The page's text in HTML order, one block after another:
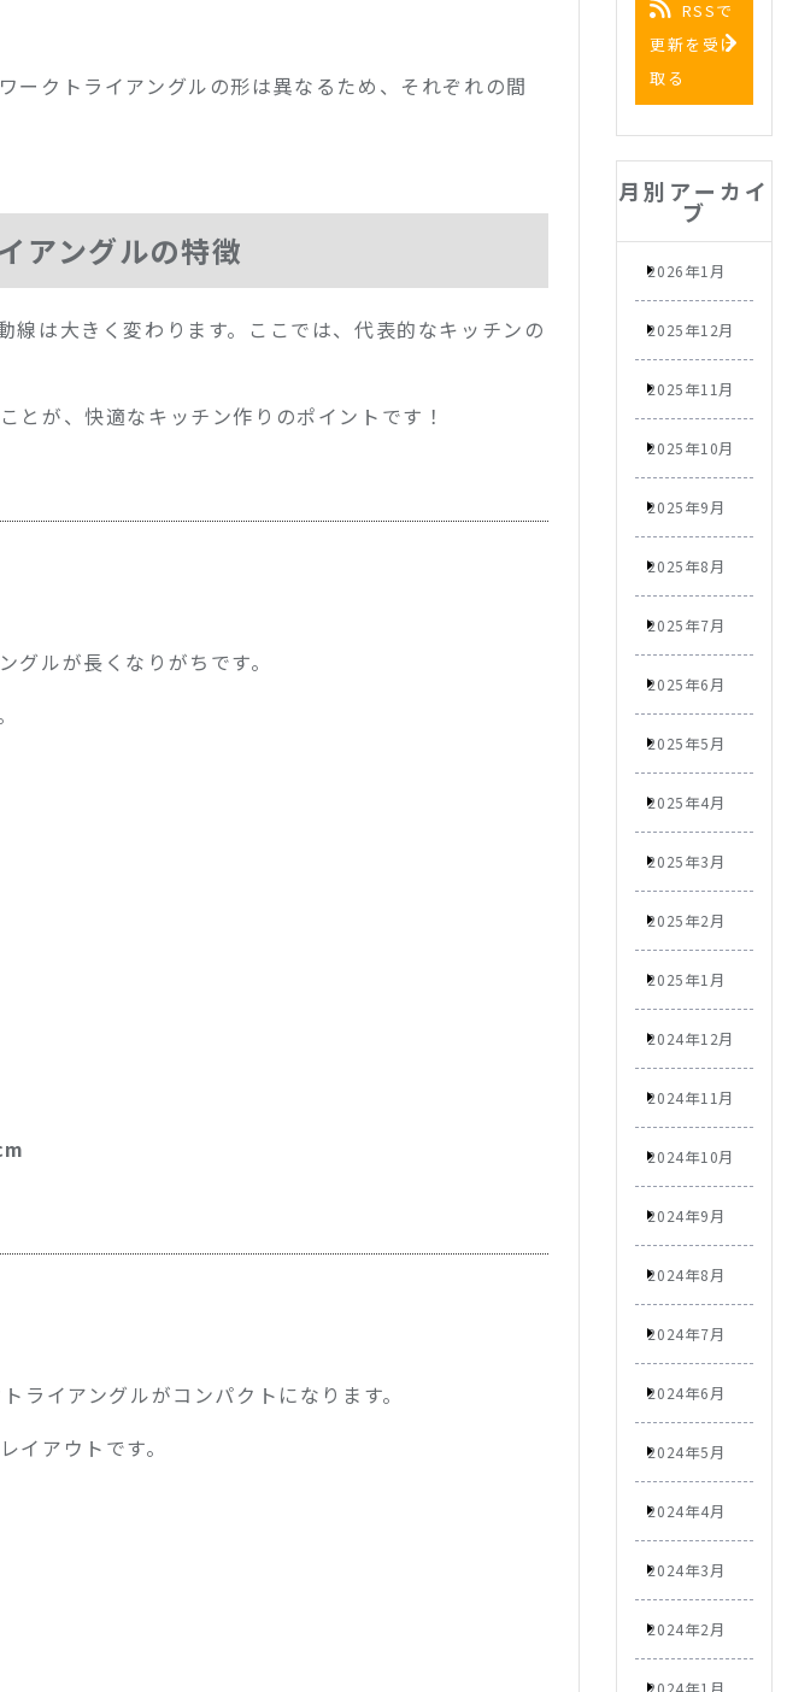
ークトライアングルの形は異なるため、それぞれの間
アングルの特徴
は大きく変わります。ここでは、代表的なキッチンの
とが、快適なキッチン作りのポイントです！
ルが長くなりがちです。
ライアングルがコンパクトになります。
イアウトです。
RSSで
更新を受け
取る
月別アーカイ
ブ
2026年1月
2025年12月
2025年11月
2025年10月
2025年9月
2025年8月
2025年7月
2025年6月
2025年5月
2025年4月
2025年3月
2025年2月
2025年1月
2024年12月
2024年11月
2024年10月
2024年9月
2024年8月
2024年7月
2024年6月
2024年5月
2024年4月
2024年3月
2024年2月
2024年1月